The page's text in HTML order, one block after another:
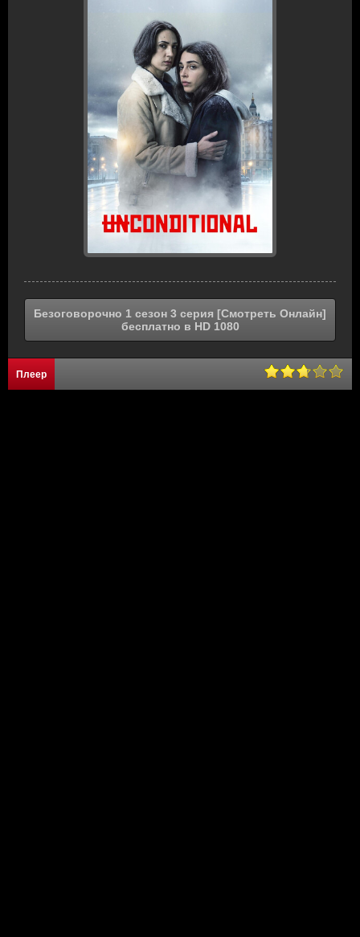
Безоговорочно 1 сезон 3 серия [Смотреть Онлайн]
бесплатно в HD 1080
Плеер